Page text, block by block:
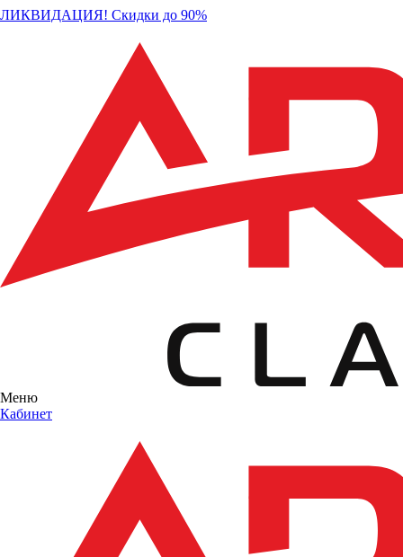
ЛИКВИДАЦИЯ! Скидки до 90%
Меню
Кабинет